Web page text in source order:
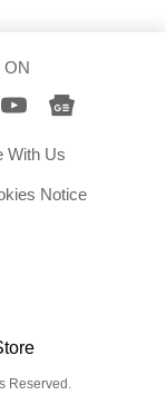
ON
With Us
Notice
Reserved.